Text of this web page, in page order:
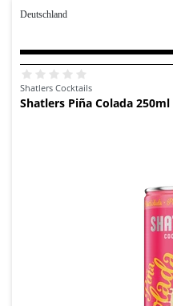
Deutschland
Shatlers Cocktails
Shatlers Piña Colada 250ml